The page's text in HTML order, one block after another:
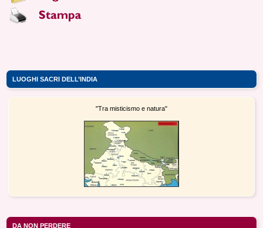
LUOGHI SACRI DELL’INDIA
"Tra misticismo e natura"
DA NON PERDERE